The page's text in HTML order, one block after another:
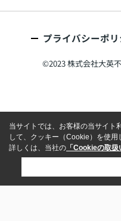
プライバシーポリ
©2023 株式会社大英
当サイトでは、お客様の当サイト
して、クッキー（Cookie）を使用
詳しくは、当社の 「Cookieの取扱